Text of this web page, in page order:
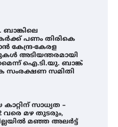
പണം തിരികെ
കേന്ദ്ര-കേരള
അടിയന്തരമായി
ഐ.ടി.യു. ബാങ്ക്
സംരക്ഷണ സമിതി
സാധ്യത –
വരെ മഴ തുടരും,
മഞ്ഞ അലർട്ട്